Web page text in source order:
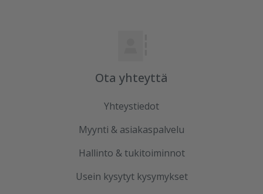
Ota yhteyttä
Yhteystiedot
Myynti & asiakaspalvelu
Hallinto & tukitoiminnot
Usein kysytyt kysymykset